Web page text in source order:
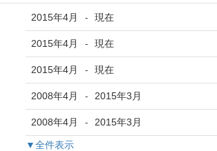
2015年4月 - 現在
2015年4月 - 現在
2015年4月 - 現在
2008年4月 - 2015年3月
2008年4月 - 2015年3月
▼全件表示